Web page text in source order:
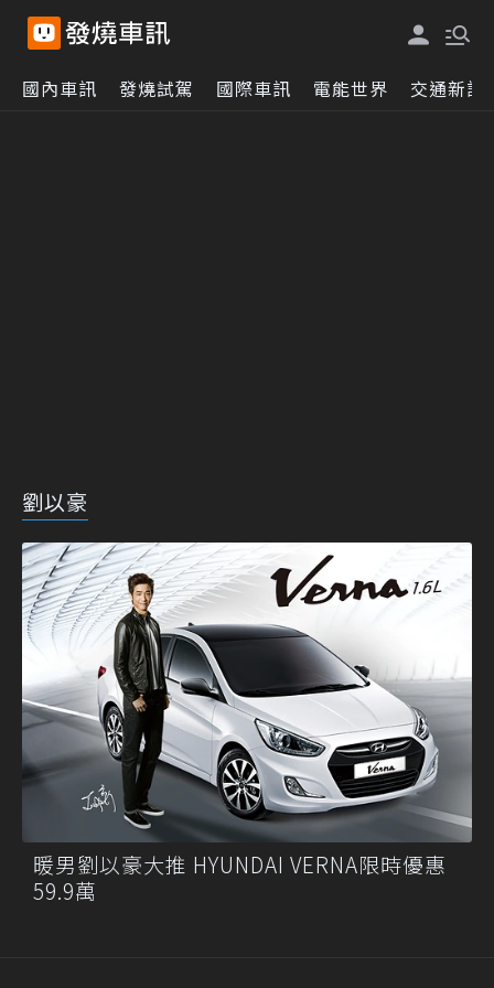
國內車訊 發燒試駕 國際車訊 電能世界 交通新訊
劉以豪
暖男劉以豪大推 HYUNDAI VERNA限時優惠
59.9萬